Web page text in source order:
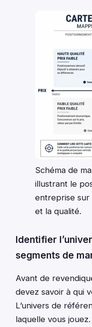
Schéma de
illustrant le
entreprise sur
et la qualité.
Identifier
segments de
Avant de
devez savoir à qui
L’univers de
laquelle vous